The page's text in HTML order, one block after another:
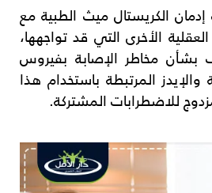
الكريستال ميث الطبية مع
الأخرى التي قد تواجهها،
بشأن مخاطر الإصابة بفيروس
المرتبطة باستخدام هذا
للاضطرابات المشتركة.